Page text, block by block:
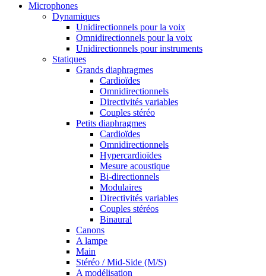
Microphones
Dynamiques
Unidirectionnels pour la voix
Omnidirectionnels pour la voix
Unidirectionnels pour instruments
Statiques
Grands diaphragmes
Cardioïdes
Omnidirectionnels
Directivités variables
Couples stéréo
Petits diaphragmes
Cardioïdes
Omnidirectionnels
Hypercardioïdes
Mesure acoustique
Bi-directionnels
Modulaires
Directivités variables
Couples stéréos
Binaural
Canons
A lampe
Main
Stéréo / Mid-Side (M/S)
A modélisation